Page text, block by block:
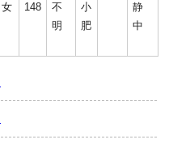
女 148
不
明
小
肥
静
中